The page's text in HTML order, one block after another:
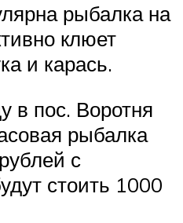
рыбалка на
клюет
и карась.
в пос. Воротня
рыбалка
с
стоить 1000